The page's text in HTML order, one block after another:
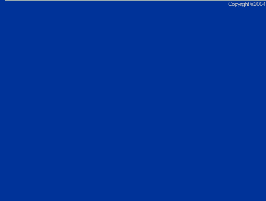
Copyright ©2004